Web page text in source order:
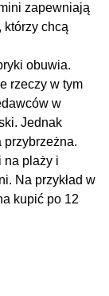
zapewniają
którzy chcą
obuwia.
rzeczy w tym
w
Jednak
przybrzeżna.
na plaży i
Na przykład w
kupić po 12